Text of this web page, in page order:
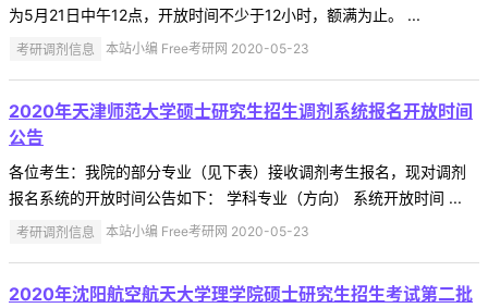
为5月21日中午12点，开放时间不少于12小时，额满为止。 ...
考研调剂信息 本站小编 Free考研网 2020-05-23
2020年天津师范大学硕士研究生招生调剂系统报名开放时间
公告
各位考生：我院的部分专业（见下表）接收调剂考生报名，现对调剂
报名系统的开放时间公告如下： 学科专业（方向） 系统开放时间 ...
考研调剂信息 本站小编 Free考研网 2020-05-23
2020年沈阳航空航天大学理学院硕士研究生招生考试第二批